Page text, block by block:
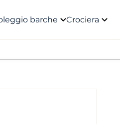
barche Crociera